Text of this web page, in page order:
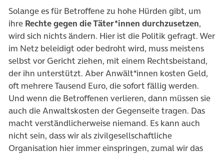
Solange es für Betroffene zu hohe Hürden gibt, um
ihre Rechte gegen die Täter*innen durchzusetzen,
wird sich nichts ändern. Hier ist die Politik gefragt. Wer
im Netz beleidigt oder bedroht wird, muss meistens
selbst vor Gericht ziehen, mit einem Rechtsbeistand,
der ihn unterstützt. Aber Anwält*innen kosten Geld,
oft mehrere Tausend Euro, die sofort fällig werden.
Und wenn die Betroffenen verlieren, dann müssen sie
auch die Anwaltskosten der Gegenseite tragen. Das
macht verständlicherweise niemand. Es kann auch
nicht sein, dass wir als zivilgesellschaftliche
Organisation hier immer einspringen, zumal wir das